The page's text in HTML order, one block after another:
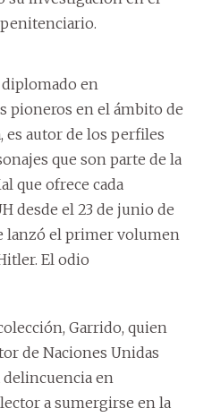
en
pioneros en el ámbito de
autor de los perfiles
que son parte de la
que ofrece cada
desde el 23 de junio de
lanzó el primer volumen
El odio
Garrido, quien
de Naciones Unidas
delincuencia en
a sumergirse en la